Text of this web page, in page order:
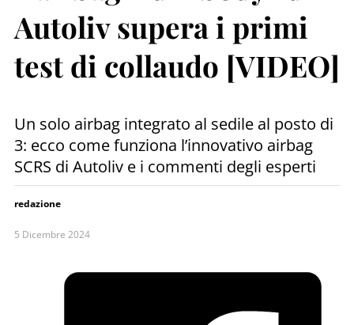
Autoliv supera i primi
test di collaudo [VIDEO]
Un solo airbag integrato al sedile al posto di
3: ecco come funziona l’innovativo airbag
SCRS di Autoliv e i commenti degli esperti
redazione
5 Dicembre 2024